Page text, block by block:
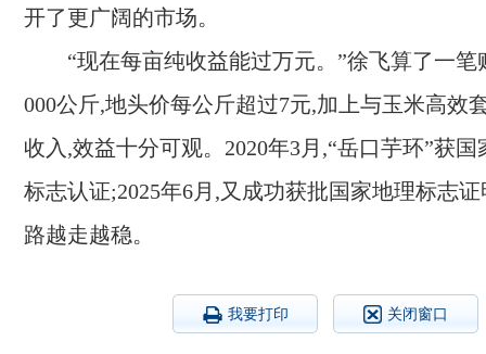
开了更广阔的市场。
“现在每亩纯收益能过万元。”徐飞算了一笔
000公斤,地头价每公斤超过7元,加上与玉米高效
收入,效益十分可观。2020年3月,“岳口芋环”获
标志认证;2025年6月,又成功获批国家地理标志
路越走越稳。
我要打印 关闭窗口